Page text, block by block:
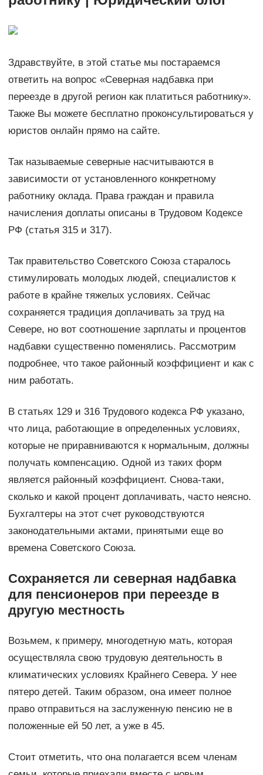
Здравствуйте, в этой статье мы постараемся
ответить на вопрос «Северная надбавка при
переезде в другой регион как платиться работнику».
Также Вы можете бесплатно проконсультироваться у
юристов онлайн прямо на сайте.
Так называемые северные насчитываются в
зависимости от установленного конкретному
работнику оклада. Права граждан и правила
начисления доплаты описаны в Трудовом Кодексе
РФ (статья 315 и 317).
Так правительство Советского Союза старалось
стимулировать молодых людей, специалистов к
работе в крайне тяжелых условиях. Сейчас
сохраняется традиция доплачивать за труд на
Севере, но вот соотношение зарплаты и процентов
надбавки существенно поменялись. Рассмотрим
подробнее, что такое районный коэффициент и как с
ним работать.
В статьях 129 и 316 Трудового кодекса РФ указано,
что лица, работающие в определенных условиях,
которые не приравниваются к нормальным, должны
получать компенсацию. Одной из таких форм
является районный коэффициент. Снова-таки,
сколько и какой процент доплачивать, часто неясно.
Бухгалтеры на этот счет руководствуются
законодательными актами, принятыми еще во
времена Советского Союза.
Сохраняется ли северная надбавка
для пенсионеров при переезде в
другую местность
Возьмем, к примеру, многодетную мать, которая
осуществляла свою трудовую деятельность в
климатических условиях Крайнего Севера. У нее
пятеро детей. Таким образом, она имеет полное
право отправиться на заслуженную пенсию не в
положенные ей 50 лет, а уже в 45.
Стоит отметить, что она полагается всем членам